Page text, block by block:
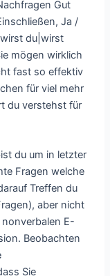
Gut
Ja /
du|wirst
mögen wirklich
fast so effektiv
für viel mehr
du verstehst für
du um in letzter
Fragen welche
Treffen du
aber nicht
E-
Beobachten
Sie